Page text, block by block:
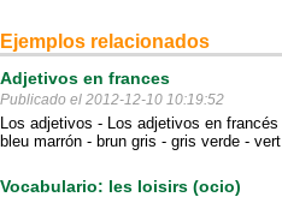
Ejemplos relacionados
Adjetivos en frances
Publicado el 2012-12-10 10:19:52
Los adjetivos - Los adjetivos en
bleu marrón - brun gris - gris verde - vert
Vocabulario: les loisirs (ocio)